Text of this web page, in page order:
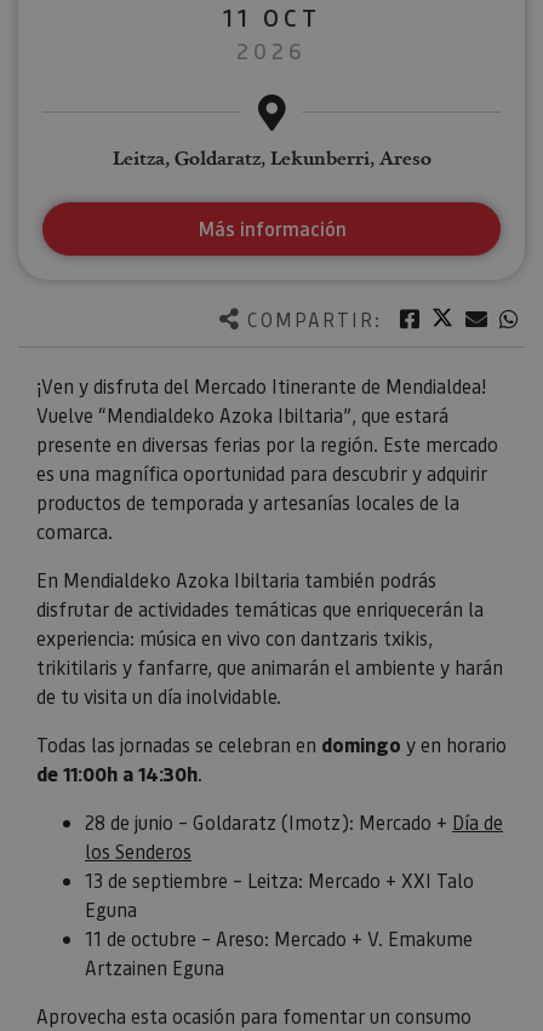
COMPARTIR: Facebook
Twitter
¡Ven y disfruta del Mercado Itinerante de Mendialdea!
Vuelve “Mendialdeko Azoka Ibiltaria”, que estará
presente en diversas ferias por la región. Este mercado
es una magnífica oportunidad para descubrir y adquirir
productos de temporada y artesanías locales de la
comarca.
En Mendialdeko Azoka Ibiltaria también podrás
disfrutar de actividades temáticas que enriquecerán la
experiencia: música en vivo con dantzaris txikis,
trikitilaris y fanfarre, que animarán el ambiente y harán
de tu visita un día inolvidable.
Todas las jornadas se celebran en domingo y en horario
de 11:00h a 14:30h.
28 de junio – Goldaratz (Imotz): Mercado + Día de
los Senderos
13 de septiembre – Leitza: Mercado + XXI Talo
Eguna
11 de octubre – Areso: Mercado + V. Emakume
Artzainen Eguna
Aprovecha esta ocasión para fomentar un consumo
11 OCT
2026
Leitza, Goldaratz, Lekunberri, Areso
Más información